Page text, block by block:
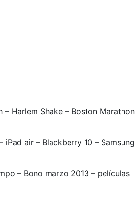
Harlem Shake – Boston Marathon
air – Blackberry 10 – Samsung
– Bono marzo 2013 – películas